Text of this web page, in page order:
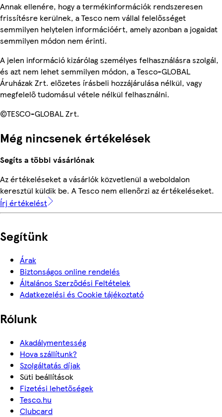
Annak ellenére, hogy a termékinformációk rendszeresen
frissítésre kerülnek, a Tesco nem vállal felelősséget
semmilyen helytelen információért, amely azonban a jogaidat
semmilyen módon nem érinti.
A jelen információ kizárólag személyes felhasználásra szolgál,
és azt nem lehet semmilyen módon, a Tesco-GLOBAL
Áruházak Zrt. előzetes írásbeli hozzájárulása nélkül, vagy
megfelelő tudomásul vétele nélkül felhasználni.
©TESCO-GLOBAL Zrt.
Még nincsenek értékelések
Segíts a többi vásárlónak
Az értékeléseket a vásárlók közvetlenül a weboldalon
keresztül küldik be. A Tesco nem ellenőrzi az értékeléseket.
Írj értékelést
Segítünk
Árak
Biztonságos online rendelés
Általános Szerződési Feltételek
Adatkezelési és Cookie tájékoztató
Rólunk
Akadálymentesség
Hova szállítunk?
Szolgáltatás díjak
Süti beállítások
Fizetési lehetőségek
Tesco.hu
Clubcard